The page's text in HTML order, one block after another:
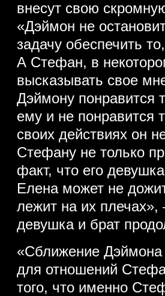
внесут свою
«Дэймон не
задачу обеспечить
А Стефан, в
высказывать свое
Дэймону понравится
ему и не понравится
своих действиях он
Стефану не только
факт, что его
Елена может не
лежит на их плечах»,
девушка и брат
«Сближение
для отношений
того, что именно